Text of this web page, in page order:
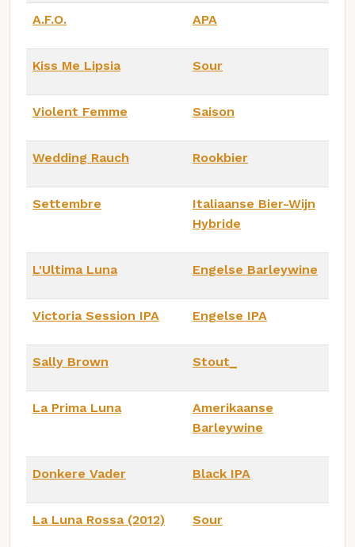
A.F.O. APA
Kiss Me Lipsia Sour
Violent Femme Saison
Wedding Rauch Rookbier
Settembre
Italiaanse Bier-Wijn
Hybride
L'Ultima Luna Engelse Barleywine
Victoria Session IPA Engelse IPA
Sally Brown Stout_
La Prima Luna
Amerikaanse
Barleywine
Donkere Vader Black IPA
La Luna Rossa (2012) Sour